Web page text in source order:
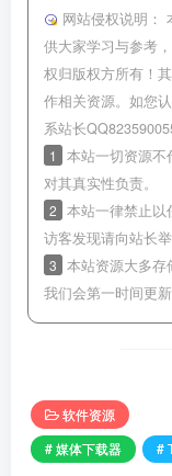
网站侵权说明：
供大家学习与参考
权归版权方所有！
作相关资源。如您
系站长
1
本站一切资源不
对其真实性负责。
2 本站一律禁止以
访客发现请向站长
3 本站资源大多存
我们会第一时间更新
软件资源
# 媒体下载器
#